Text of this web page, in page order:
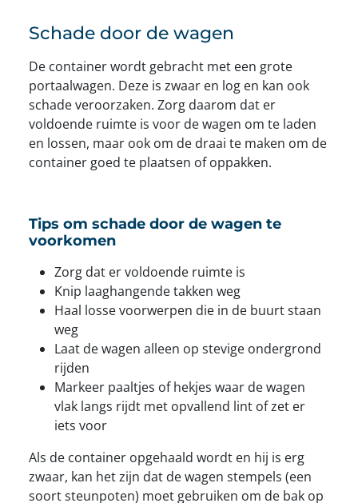
Schade door de wagen
De container wordt gebracht met een grote
portaalwagen. Deze is zwaar en log en kan ook
schade veroorzaken. Zorg daarom dat er
voldoende ruimte is voor de wagen om te laden
en lossen, maar ook om de draai te maken om de
container goed te plaatsen of oppakken.
Tips om schade door de wagen te
voorkomen
Zorg dat er voldoende ruimte is
Knip laaghangende takken weg
Haal losse voorwerpen die in de buurt staan
weg
Laat de wagen alleen op stevige ondergrond
rijden
Markeer paaltjes of hekjes waar de wagen
vlak langs rijdt met opvallend lint of zet er
iets voor
Als de container opgehaald wordt en hij is erg
zwaar, kan het zijn dat de wagen stempels (een
soort steunpoten) moet gebruiken om de bak op